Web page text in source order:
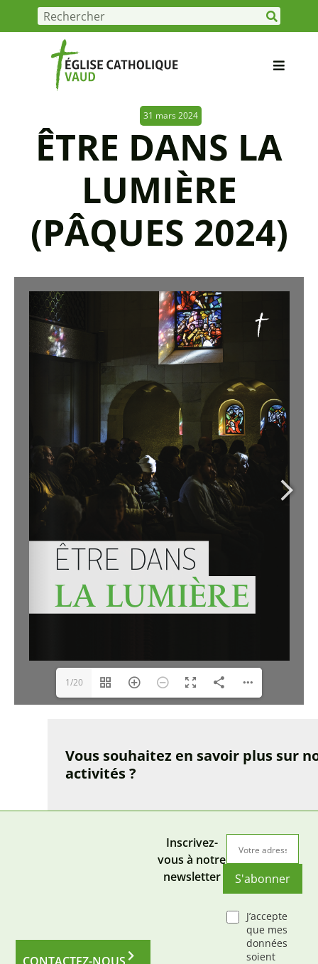
31 mars 2024
ÊTRE DANS LA
LUMIÈRE
(PÂQUES 2024)
1/20
Vous souhaitez en savoir plus sur
activités ?
Inscrivez-
vous à notre
newsletter
S'abonner
J’accepte
que mes
données
soient